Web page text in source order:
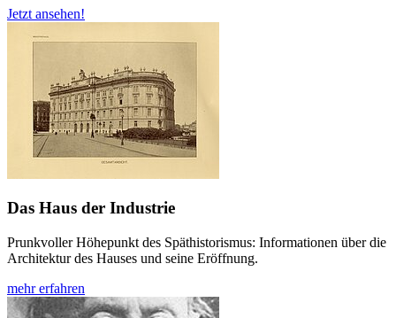
Jetzt ansehen!
Das Haus der Industrie
Prunkvoller Höhepunkt des Späthistorismus: Informationen über die
Architektur des Hauses und seine Eröffnung.
mehr erfahren